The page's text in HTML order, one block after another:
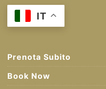
Skip
IT
Prenota Subito
Book Now